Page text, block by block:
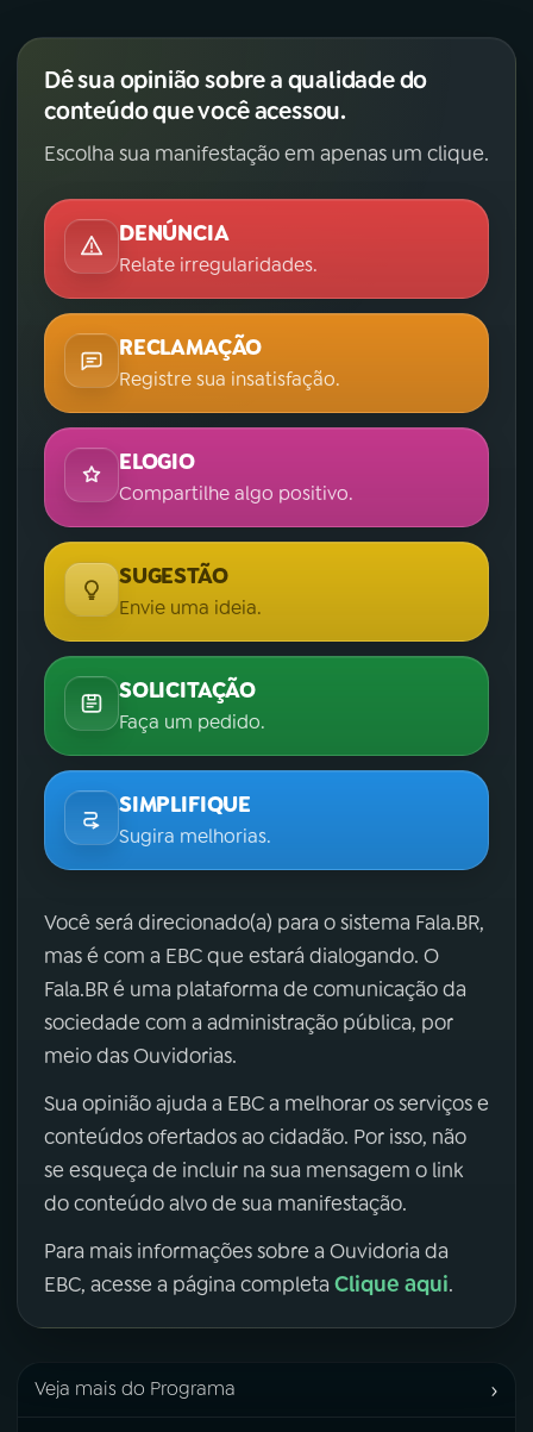
Dê sua opinião sobre a qualidade do
conteúdo que você acessou.
Escolha sua manifestação em apenas um clique.
DENÚNCIA
Relate irregularidades.
RECLAMAÇÃO
Registre sua insatisfação.
ELOGIO
Compartilhe algo positivo.
SUGESTÃO
Envie uma ideia.
SOLICITAÇÃO
Faça um pedido.
SIMPLIFIQUE
Sugira melhorias.
Você será direcionado(a) para o sistema Fala.BR,
mas é com a EBC que estará dialogando. O
Fala.BR é uma plataforma de comunicação da
sociedade com a administração pública, por
meio das Ouvidorias.
Sua opinião ajuda a EBC a melhorar os serviços e
conteúdos ofertados ao cidadão. Por isso, não
se esqueça de incluir na sua mensagem o link
do conteúdo alvo de sua manifestação.
Para mais informações sobre a Ouvidoria da
EBC, acesse a página completa Clique aqui.
Veja mais do Programa ›